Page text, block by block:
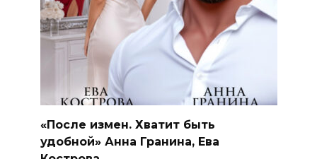
«После измен. Хватит быть
удобной» Анна Гранина, Ева